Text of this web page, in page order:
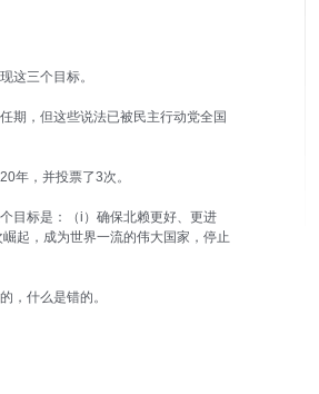
这三个目标。
期，但这些说法已被民主行动党全国
年，并投票了3次。
目标是：（i）确保北赖更好、更进
起，成为世界一流的伟大国家，停止
，什么是错的。